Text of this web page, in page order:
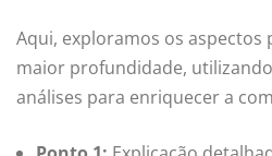
Aqui, exploramos os
maior profundidade,
análises para enriquecer a